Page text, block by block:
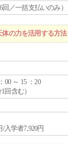
回／一括支払いのみ）
の力を活用する方法
00 ～ 15 ：20
回含む）
/入学者7,920円